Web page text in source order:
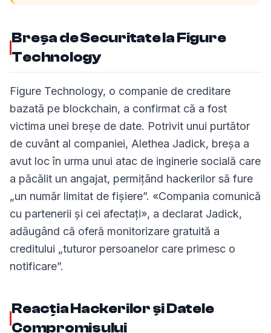
Breșa de Securitate la Figure
Technology
Figure Technology, o companie de creditare
bazată pe blockchain, a confirmat că a fost
victima unei breșe de date. Potrivit unui purtător
de cuvânt al companiei, Alethea Jadick, breșa a
avut loc în urma unui atac de inginerie socială care
a păcălit un angajat, permițând hackerilor să fure
„un număr limitat de fișiere”. «Compania comunică
cu partenerii și cei afectați», a declarat Jadick,
adăugând că oferă monitorizare gratuită a
creditului „tuturor persoanelor care primesc o
notificare”.
Reacția Hackerilor și Datele
Compromisului